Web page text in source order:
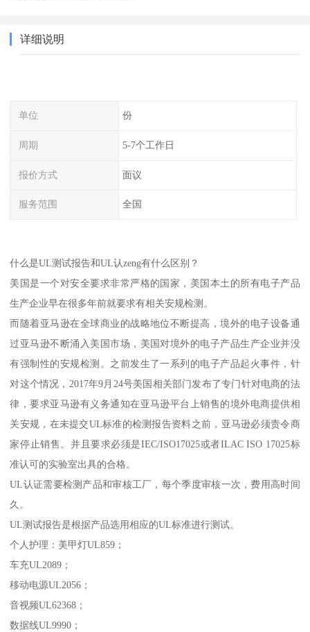
详细说明
单位 份
周期 5-7个工作日
报价方式 面议
服务范围 全国
什么是UL测试报告和UL认zeng有什么区别？
美国是一个对安全要求非常严格的国家，美国本土的所有电子产品
生产企业早在很多年前就要求有相关安规检测。
而随着亚马逊在全球商业的战略地位不断提高，境外的电子设备通
过亚马逊不断涌入美国市场，美国对境外的电子产品生产企业并没
有强制性的安规检测。之前发生了一系列的电子产品起火事件，针
对这个情况，2017年9月24号美国相关部门发布了专门针对电商的法
律，要求亚马逊有义务通知在亚马逊平台上销售的境外电商提供相
关安规，在未提交UL标准的检测报告资料之前，亚马逊必须责令商
家停止销售。并且要求必须是IEC/ISO17025或者ILAC ISO 17025标
准认可的实验室出具的合格。
UL认证需要检测产品和审核工厂，每个季度审核一次，费用高时间
久。
UL测试报告是根据产品选用相应的UL标准进行测试。
个人护理：美甲灯UL859；
车充UL2089；
移动电源UL2056；
音视频UL62368；
数据线UL9990；